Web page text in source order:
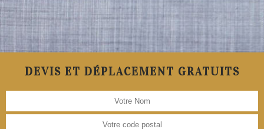
DEVIS ET DÉPLACEMENT GRATUITS